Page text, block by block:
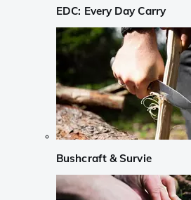
EDC: Every Day Carry
Bushcraft & Survie